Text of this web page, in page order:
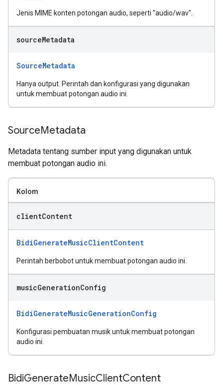
Jenis MIME konten potongan audio, seperti "audio/wav".
sourceMetadata
SourceMetadata
Hanya output. Perintah dan konfigurasi yang digunakan
untuk membuat potongan audio ini.
SourceMetadata
Metadata tentang sumber input yang digunakan untuk
membuat potongan audio ini.
Kolom
clientContent
BidiGenerateMusicClientContent
Perintah berbobot untuk membuat potongan audio ini.
musicGenerationConfig
BidiGenerateMusicGenerationConfig
Konfigurasi pembuatan musik untuk membuat potongan
audio ini.
BidiGenerateMusicClientContent